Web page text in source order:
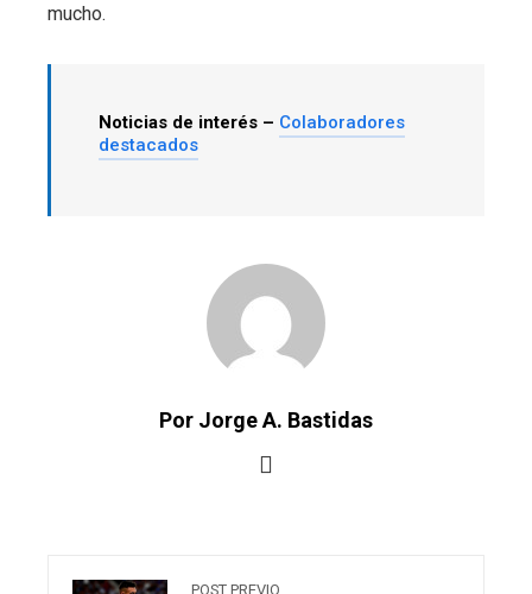
mucho.
Noticias de interés – Colaboradores
destacados
Por Jorge A. Bastidas
POST PREVIO